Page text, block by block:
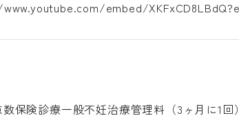
：妊活を考えているみなさまへ https://www.youtube.com/embed/
一般不妊治療 一般不妊治療費用（保険） 項目保険点数保険診療一般不妊治療管理料（